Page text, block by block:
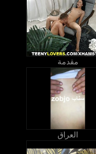
مقدمة
العراق